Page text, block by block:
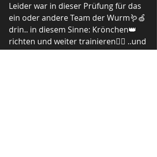
Leider war in dieser Prüfung für das
ein oder andere Team der Wurm🪱🍏
drin.. in diesem Sinne: Krönchen👑
richten und weiter trainieren🏋️‍♀️ ..und
herzlichen Glückwunsch an alle, die